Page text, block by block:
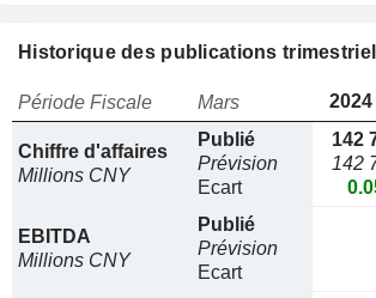
Historique des publications
Période Fiscale Mars 2024
Chiffre d'affaires
Millions CNY
Publié
Prévision
Ecart
142
142
EBITDA
Millions CNY
Publié
Prévision
Ecart